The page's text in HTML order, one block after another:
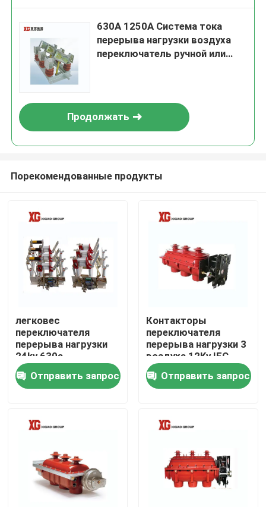
Дом
Продукты
630A 1250A Система тока
перерыва нагрузки воздуха
переключатель ручной или
Продолжать
Порекомендованные продукты
легковес
переключателя
перерыва нагрузки
24kv 630a
высоковольтный
Отправить запрос
Контакторы
переключателя
перерыва нагрузки 3
воздуха 12Kv IEC
60265 компактные
Отправить запрос